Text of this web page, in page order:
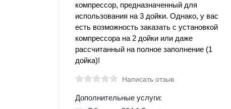
компрессор, предназначенный для
использования на 3 дойки. Однако, у вас
есть возможность заказать с установкой
компрессора на 2 дойки или даже
рассчитанный на полное заполнение (1
дойка)!
Написать отзыв
Дополнительные услуги: